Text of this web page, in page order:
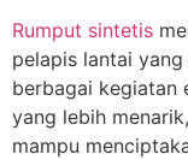
Rumput sintetis
pelapis lantai
berbagai kegiatan
yang lebih
mampu